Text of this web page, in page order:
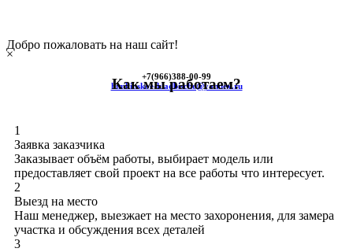
Добро пожаловать на наш сайт!
+7(966)388-00-99
himkinskoe-kladbische@yandex.ru
×
Как мы работаем?
1
Заявка заказчика
Заказывает объём работы, выбирает модель или
предоставляет свой проект на все работы что интересует.
2
Выезд на место
Наш менеджер, выезжает на место захоронения, для замера
участка и обсуждения всех деталей
3